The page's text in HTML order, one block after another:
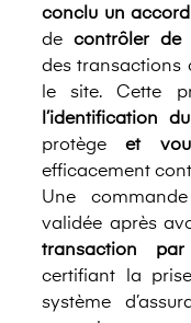
conclu un accord
de contrôler de
des transactions
le site. Cette
l’identification
protège et
efficacement
Une
validée après
transaction
certifiant la
système